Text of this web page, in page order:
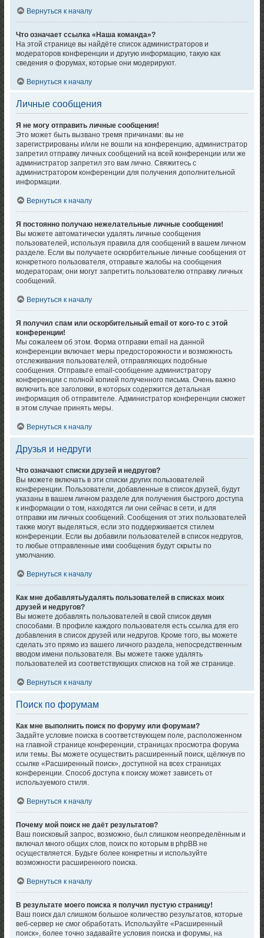
Вернуться к началу
Что означает ссылка «Наша команда»?
На этой странице вы найдёте список администраторов и
модераторов конференции и другую информацию, такую как
сведения о форумах, которые они модерируют.
Вернуться к началу
Личные сообщения
Я не могу отправить личные сообщения!
Это может быть вызвано тремя причинами: вы не
зарегистрированы и/или не вошли на конференцию, администратор
запретил отправку личных сообщений на всей конференции или же
администратор запретил это вам лично. Свяжитесь с
администратором конференции для получения дополнительной
информации.
Вернуться к началу
Я постоянно получаю нежелательные личные сообщения!
Вы можете автоматически удалять личные сообщения
пользователей, используя правила для сообщений в вашем личном
разделе. Если вы получаете оскорбительные личные сообщения от
конкретного пользователя, отправьте жалобы на сообщения
модераторам; они могут запретить пользователю отправку личных
сообщений.
Вернуться к началу
Я получил спам или оскорбительный email от кого-то с этой
конференции!
Мы сожалеем об этом. Форма отправки email на данной
конференции включает меры предосторожности и возможность
отслеживания пользователей, отправляющих подобные
сообщения. Отправьте email-сообщение администратору
конференции с полной копией полученного письма. Очень важно
включить все заголовки, в которых содержится детальная
информация об отправителе. Администратор конференции сможет
в этом случае принять меры.
Вернуться к началу
Друзья и недруги
Что означают списки друзей и недругов?
Вы можете включать в эти списки других пользователей
конференции. Пользователи, добавленные в список друзей, будут
указаны в вашем личном разделе для получения быстрого доступа
к информации о том, находятся ли они сейчас в сети, и для
отправки им личных сообщений. Сообщения от этих пользователей
также могут выделяться, если это поддерживается стилем
конференции. Если вы добавили пользователей в список недругов,
то любые отправленные ими сообщения будут скрыты по
умолчанию.
Вернуться к началу
Как мне добавлять/удалять пользователей в списках моих
друзей и недругов?
Вы можете добавлять пользователей в свой список двумя
способами. В профиле каждого пользователя есть ссылка для его
добавления в список друзей или недругов. Кроме того, вы можете
сделать это прямо из вашего личного раздела, непосредственным
вводом имени пользователя. Вы можете также удалять
пользователей из соответствующих списков на той же странице.
Вернуться к началу
Поиск по форумам
Как мне выполнить поиск по форуму или форумам?
Задайте условие поиска в соответствующем поле, расположенном
на главной странице конференции, страницах просмотра форума
или темы. Вы можете осуществить расширенный поиск, щёлкнув по
ссылке «Расширенный поиск», доступной на всех страницах
конференции. Способ доступа к поиску может зависеть от
используемого стиля.
Вернуться к началу
Почему мой поиск не даёт результатов?
Ваш поисковый запрос, возможно, был слишком неопределённым и
включал много общих слов, поиск по которым в phpBB не
осуществляется. Будьте более конкретны и используйте
возможности расширенного поиска.
Вернуться к началу
В результате моего поиска я получил пустую страницу!
Ваш поиск дал слишком большое количество результатов, которые
веб-сервер не смог обработать. Используйте «Расширенный
поиск», более точно задавайте условия поиска и форумы, на